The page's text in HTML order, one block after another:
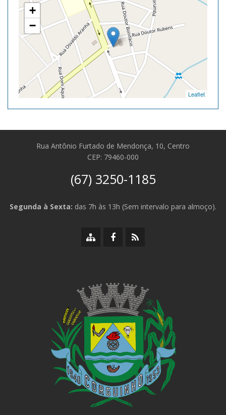
+
−
Leaflet
Rua Antônio Furtado de Mendonça, 10, Centro
CEP: 79460-000
(67) 3250-1185
Segunda à Sexta: das 7h às 13h (Sem intervalo para almoço).
MapaFacebook
RSS